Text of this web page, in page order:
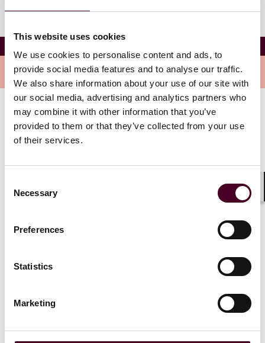
This website uses cookies
We use cookies to personalise content and ads, to
provide social media features and to analyse our traffic.
We also share information about your use of our site with
our social media, advertising and analytics partners who
may combine it with other information that you’ve
provided to them or that they’ve collected from your use
of their services.
Selection
Necessary
Preferences
Statistics
Marketing
Überblick
Michael ist Associate im Münchner Büro von Reed
Smith und Mitglied der Global Corporate Group. Er
berät Mandanten in nationalen und
Mehr anzeigen
Ausgewählte Referenzen